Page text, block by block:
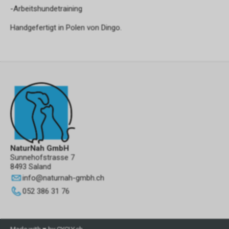
-Arbeitshundetraining
Handgefertigt in Polen von Dingo.
NaturNah GmbH
Sunnehofstrasse 7
8493 Saland
info@naturnah-gmbh.ch
052 386 31 76